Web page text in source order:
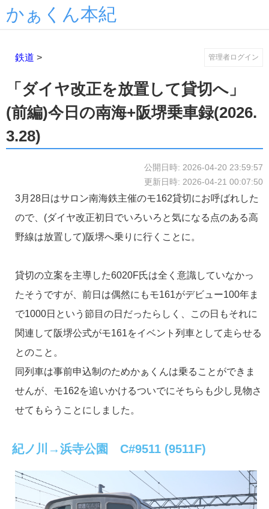
かぁくん本紀
管理者ログイン
鉄道 >
「ダイヤ改正を放置して貸切へ」
(前編)今日の南海+阪堺乗車録(2026.
3.28)
公開日時: 2026-04-20 23:59:57
更新日時: 2026-04-21 00:07:50
3月28日はサロン南海鉄主催のモ162貸切にお呼ばれした
ので、(ダイヤ改正初日でいろいろと気になる点のある高
野線は放置して)阪堺へ乗りに行くことに。
貸切の立案を主導した6020F氏は全く意識していなかっ
たそうですが、前日は偶然にもモ161がデビュー100年ま
で1000日という節目の日だったらしく、この日もそれに
関連して阪堺公式がモ161をイベント列車として走らせる
とのこと。
同列車は事前申込制のためかぁくんは乗ることができま
せんが、モ162を追いかけるついでにそちらも少し見物さ
せてもらうことにしました。
紀ノ川→浜寺公園 C#9511 (9511F)